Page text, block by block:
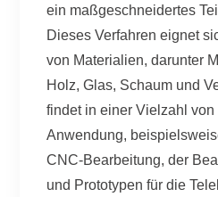
ein maßgeschneidertes
Dieses Verfahren eignet
von Materialien, darunter
Holz, Glas, Schaum und
findet in einer Vielzahl von
Anwendung,
CNC-Bearbeitung, der
und Prototypen für die